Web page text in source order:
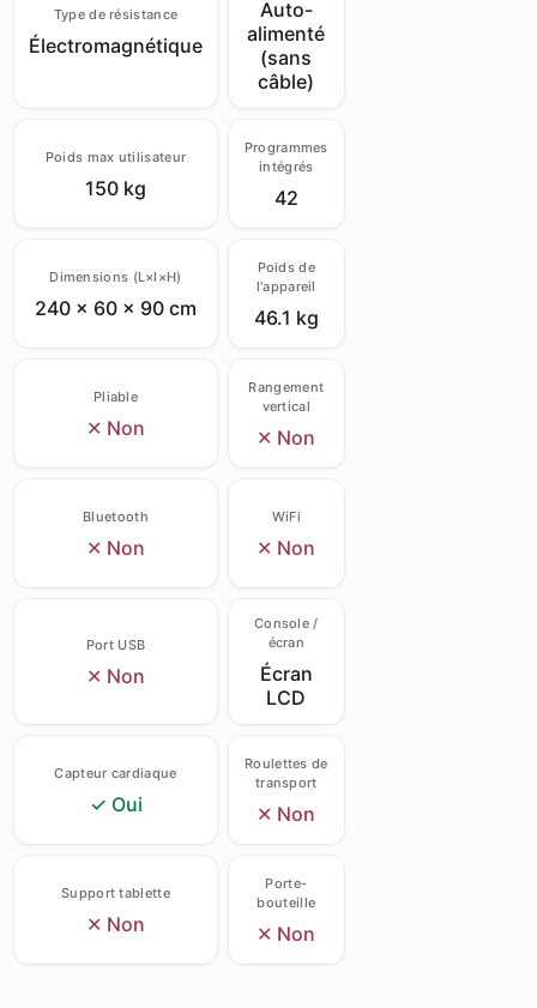
Type de résistance
Électromagnétique
Auto-
alimenté
(sans
câble)
Poids max utilisateur
150 kg
Programmes
intégrés
42
Dimensions (L×l×H)
240 × 60 × 90 cm
Poids de
l'appareil
46.1 kg
Pliable
✕ Non
Rangement
vertical
✕ Non
Bluetooth
✕ Non
WiFi
✕ Non
Port USB
✕ Non
Console /
écran
Écran
LCD
Capteur cardiaque
✓ Oui
Roulettes de
transport
✕ Non
Support tablette
✕ Non
Porte-
bouteille
✕ Non